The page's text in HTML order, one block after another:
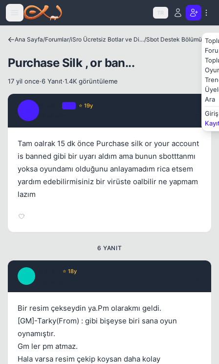
Icerige atla
TR
Ara
Giriş
Ana Sayfa/Forumlar/ iSro Ücretsiz Botlar ve Diğer Programlar/Sbot Destek Bölümü
Purchase Silk , or ban...
17 yil once·6 Yanıt·1.4K görüntüleme
⭐ 19y
Tam oalrak 15 dk önce Purchase silk or your account
is banned gibi bir uyarı aldım ama bunun sbotttanmı
yoksa oyundamı olduğunu anlayamadım rica etsem
yardım edebilirmisiniz bir virüste oalbilir ne yapmam
lazım
6 YANIT
⭐ 18y
Bir resim çekseydin ya.Pm olarakmı geldi.
[GM]-Tarky(From) : gibi bişeyse biri sana oyun
oynamıştır.
Gm ler pm atmaz.
Hala varsa resim çekip koysan daha kolay
Kapat